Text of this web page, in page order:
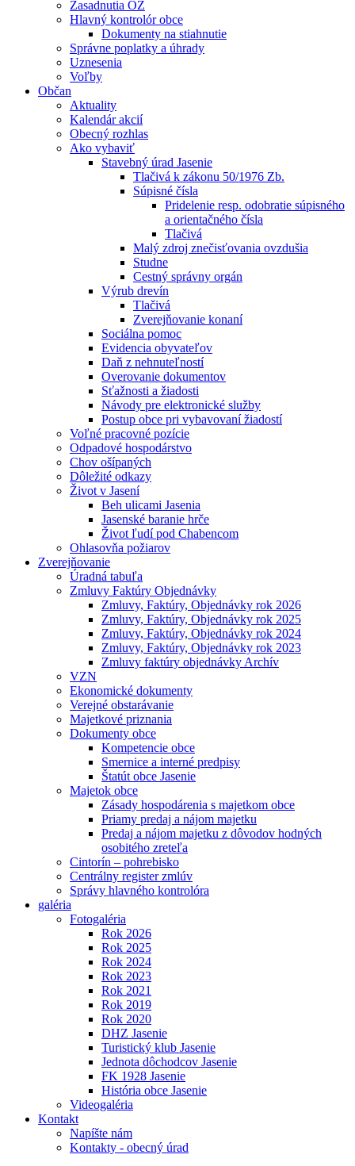
Zasadnutia OZ
Hlavný kontrolór obce
Dokumenty na stiahnutie
Správne poplatky a úhrady
Uznesenia
Voľby
Občan
Aktuality
Kalendár akcií
Obecný rozhlas
Ako vybaviť
Stavebný úrad Jasenie
Tlačivá k zákonu 50/1976 Zb.
Súpisné čísla
Pridelenie resp. odobratie súpisného
a orientačného čísla
Tlačivá
Malý zdroj znečisťovania ovzdušia
Studne
Cestný správny orgán
Výrub drevín
Tlačivá
Zverejňovanie konaní
Sociálna pomoc
Evidencia obyvateľov
Daň z nehnuteľností
Overovanie dokumentov
Sťažnosti a žiadosti
Návody pre elektronické služby
Postup obce pri vybavovaní žiadostí
Voľné pracovné pozície
Odpadové hospodárstvo
Chov ošípaných
Dôležité odkazy
Život v Jasení
Beh ulicami Jasenia
Jasenské baranie hrče
Život ľudí pod Chabencom
Ohlasovňa požiarov
Zverejňovanie
Úradná tabuľa
Zmluvy Faktúry Objednávky
Zmluvy, Faktúry, Objednávky rok 2026
Zmluvy, Faktúry, Objednávky rok 2025
Zmluvy, Faktúry, Objednávky rok 2024
Zmluvy, Faktúry, Objednávky rok 2023
Zmluvy faktúry objednávky Archív
VZN
Ekonomické dokumenty
Verejné obstarávanie
Majetkové priznania
Dokumenty obce
Kompetencie obce
Smernice a interné predpisy
Štatút obce Jasenie
Majetok obce
Zásady hospodárenia s majetkom obce
Priamy predaj a nájom majetku
Predaj a nájom majetku z dôvodov hodných
osobitého zreteľa
Cintorín – pohrebisko
Centrálny register zmlúv
Správy hlavného kontrolóra
galéria
Fotogaléria
Rok 2026
Rok 2025
Rok 2024
Rok 2023
Rok 2021
Rok 2019
Rok 2020
DHZ Jasenie
Turistický klub Jasenie
Jednota dôchodcov Jasenie
FK 1928 Jasenie
História obce Jasenie
Videogaléria
Kontakt
Napíšte nám
Kontakty - obecný úrad